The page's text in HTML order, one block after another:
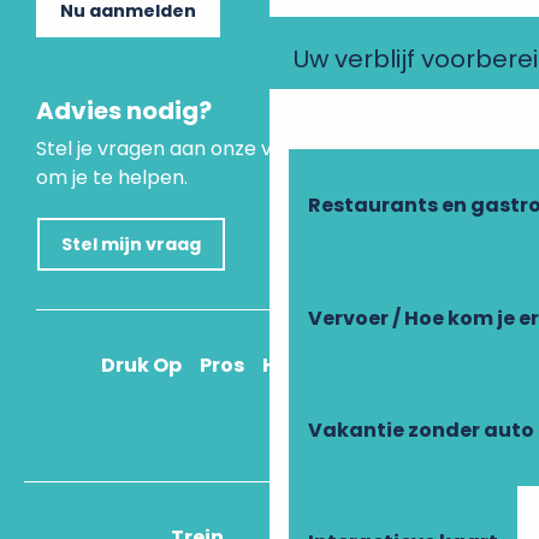
Uw verblijf
Restaurants en
Vervoer / Hoe kom je
Vakantie zonder auto
Nu aanmelden
Advies nodig?
Stel je vragen aan onze virtuele assistent, die er is
om je te helpen.
Stel mijn vraag
Druk Op Pros Hoe kom ik daar?